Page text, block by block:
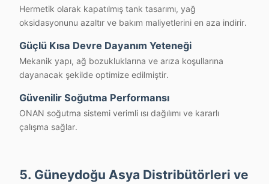
Hermetik olarak kapatılmış tank tasarımı, yağ
oksidasyonunu azaltır ve bakım maliyetlerini en aza indirir.
Güçlü Kısa Devre Dayanım Yeteneği
Mekanik yapı, ağ bozukluklarına ve arıza koşullarına
dayanacak şekilde optimize edilmiştir.
Güvenilir Soğutma Performansı
ONAN soğutma sistemi verimli ısı dağılımı ve kararlı
çalışma sağlar.
5. Güneydoğu Asya Distribütörleri ve